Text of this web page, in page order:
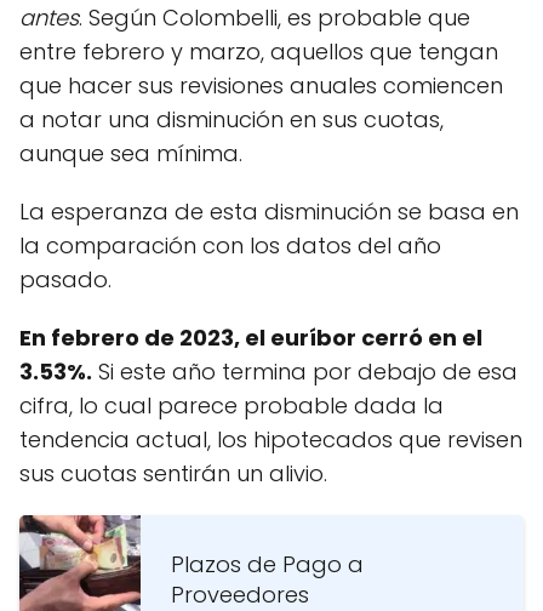
antes. Según Colombelli, es probable que
entre febrero y marzo, aquellos que tengan
que hacer sus revisiones anuales comiencen
a notar una disminución en sus cuotas,
aunque sea mínima.
La esperanza de esta disminución se basa en
la comparación con los datos del año
pasado.
En febrero de 2023, el euríbor cerró en el
3.53%. Si este año termina por debajo de esa
cifra, lo cual parece probable dada la
tendencia actual, los hipotecados que revisen
sus cuotas sentirán un alivio.
Plazos de Pago a
Proveedores